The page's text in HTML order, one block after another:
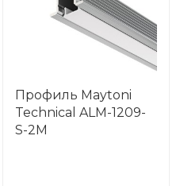
Профиль Maytoni
Technical ALM-1209-
S-2M